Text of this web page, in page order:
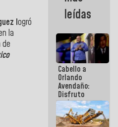
logró
la
Gobierno
Nacional
leídas
Cabello a
Orlando
Avendaño:
Disfruto
cada vez
que escribes
porque lo